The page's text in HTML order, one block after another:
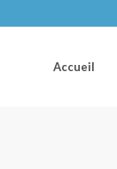
Accueil